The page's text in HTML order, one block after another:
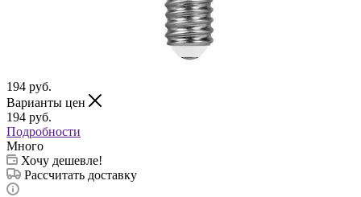
194 руб.
Варианты цен
194 руб.
Подробности
Много
Хочу дешевле!
Рассчитать доставку